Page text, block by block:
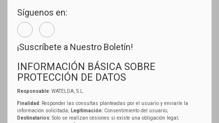
Síguenos en:
¡Suscríbete a Nuestro Boletín!
INFORMACIÓN BÁSICA SOBRE
PROTECCIÓN DE DATOS
Responsable: WATELDA, S.L.
Finalidad: Responder las consultas planteadas por el usuario y enviarle la
información solicitada; Legitimación: Consentimiento del usuario;
Destinatarios: Solo se realizan cesiones si existe una obligación legal;